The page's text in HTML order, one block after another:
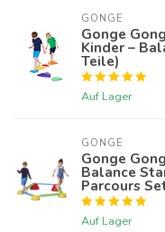
GONGE
Gonge
Kinder –
Teile)
Auf Lager
GONGE
Gonge
Balance
Parcours
Auf Lager